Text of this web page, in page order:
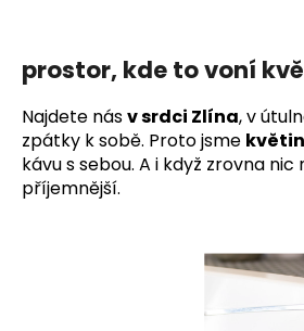
prostor, kde to voní
Najdete násv srdci Zlína, v
zpátky k sobě. Proto jsme
kávu s sebou. A i když zrovna
příjemnější.